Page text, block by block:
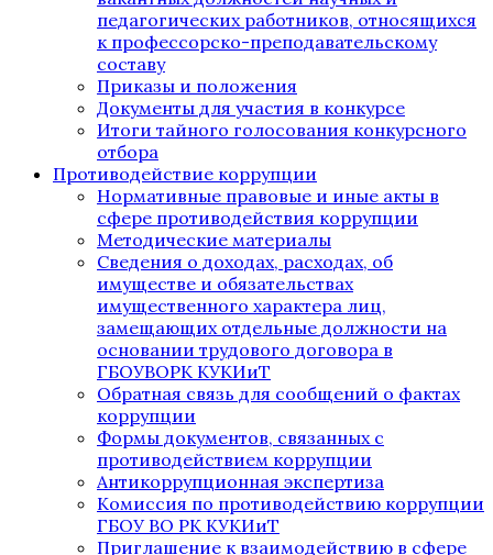
педагогических работников, относящихся
к профессорско-преподавательскому
составу
Приказы и положения
Документы для участия в конкурсе
Итоги тайного голосования конкурсного
отбора
Противодействие коррупции
Нормативные правовые и иные акты в
сфере противодействия коррупции
Методические материалы
Сведения о доходах, расходах, об
имуществе и обязательствах
имущественного характера лиц,
замещающих отдельные должности на
основании трудового договора в
ГБОУВОРК КУКИиТ
Обратная связь для сообщений о фактах
коррупции
Формы документов, связанных с
противодействием коррупции
Антикоррупционная экспертиза
Комиссия по противодействию коррупции
ГБОУ ВО РК КУКИиТ
Приглашение к взаимодействию в сфере